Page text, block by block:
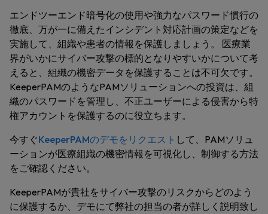
エンドツーエンド暗号化の使用や強力なパスワード慣行の
徹底、万が一に備えたインシデント対応計画の策定などを
実施して、組織や患者の情報を保護しましょう。 医療業
界がいかにサイバー攻撃の標的となりやすいかについて考
えると、組織の機密データを保護することは不可欠です。
KeeperPAMのようなPAMソリューションへの投資は、組
織のパスワードを管理し、不正ユーザーによる侵害から特
権アカウントを保護するのに役立ちます。
今すぐKeeperPAMのデモをリクエスト して、PAMソリュ
ーションが医療組織の機密情報を可視化し、制御する方法
をご確認ください。
KeeperPAMが貴社をサイバー攻撃のリスクからどのよう
に保護するか、デモにて弊社の担当の者が詳しく説明致し